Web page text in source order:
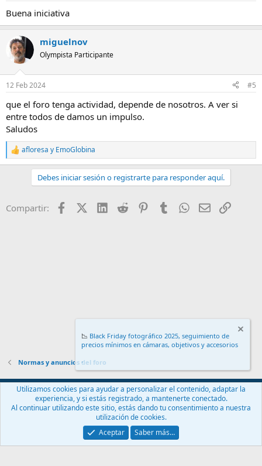
Buena iniciativa
miguelnov
Olympista Participante
12 Feb 2024 #5
que el foro tenga actividad, depende de nosotros. A ver si
entre todos de damos un impulso.
Saludos
R
e
o
afloresa y EmoGlobina
Debes iniciar sesión o registrarte para responder aquí.
Compartir: FacebookX (Twitter)
LinkedIn
Reddit PinterestTumblr WhatsApp
EmailEnlace
Normas y anuncios del foro
Español (ES)
Contáctanos
Términos y reglas Política de privacidad
Ayuda
Community platform by XenForo® © 2010-2024 XenForo Ltd.
📉 Black Friday fotográfico 2025, seguimiento de
precios mínimos en cámaras, objetivos y accesorios
.
Utilizamos cookies para ayudar a personalizar el contenido, adaptar la
experiencia, y si estás registrado, a mantenerte conectado.
Al continuar utilizando este sitio, estás dando tu consentimiento a nuestra
utilización de cookies.
Aceptar
Saber más…